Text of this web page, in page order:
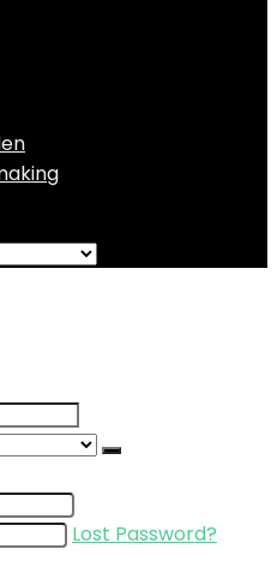
Lost Password?